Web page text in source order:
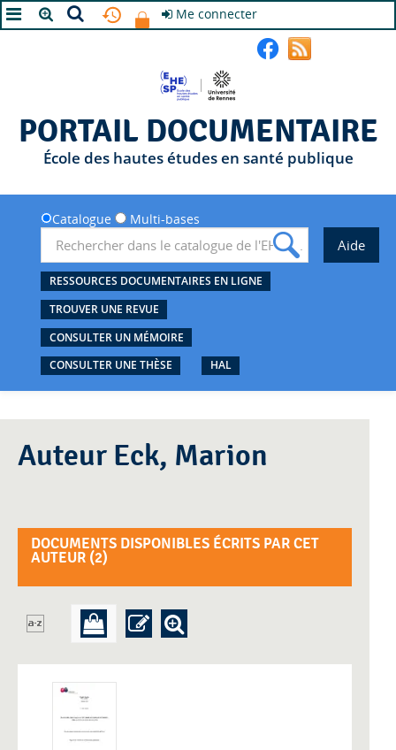
Me connecter
PORTAIL DOCUMENTAIRE
École des hautes études en santé publique
Catalogue Multi-bases
RESSOURCES DOCUMENTAIRES EN LIGNE
TROUVER UNE REVUE
CONSULTER UN MÉMOIRE
CONSULTER UNE THÈSE
HAL
Auteur Eck, Marion
DOCUMENTS DISPONIBLES ÉCRITS PAR CET
AUTEUR (2)